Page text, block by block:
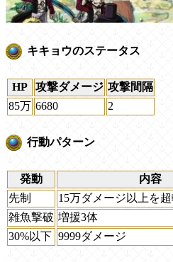
キキョウのステータス
HP 攻撃ダメージ 攻撃間隔
85万 6680 2
行動パターン
発動
内容
先制
15万ダメージ以上を
雑魚撃破 増援3体
30%以下 9999ダメージ